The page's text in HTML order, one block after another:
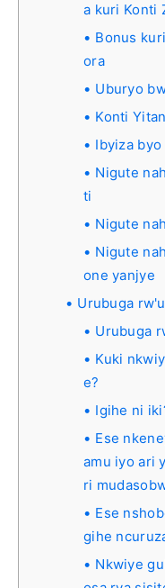
a kuri Konti
Bonus
ora
Uburyo
Konti
Ibyiza
Nigute
ti
Nigute
Nigute
one yanjye
Urubuga
Urubuga
Kuki
e?
Igihe ni
Ese
amu iyo ari
ri
Ese
gihe
Nkwiye